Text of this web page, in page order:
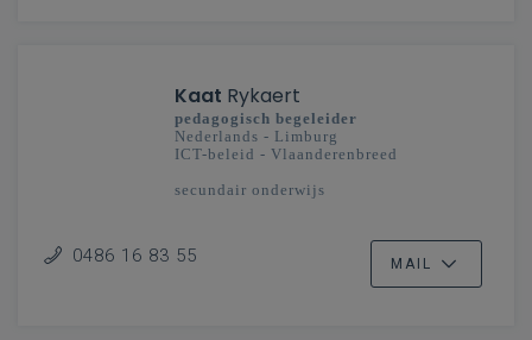
Kaat Rykaert
pedagogisch begeleider
Nederlands - Limburg
ICT-beleid - Vlaanderenbreed
secundair onderwijs
0486 16 83 55 MAIL